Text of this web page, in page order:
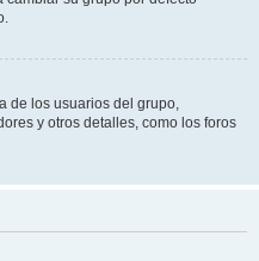
de los usuarios del grupo,
y otros detalles, como los foros